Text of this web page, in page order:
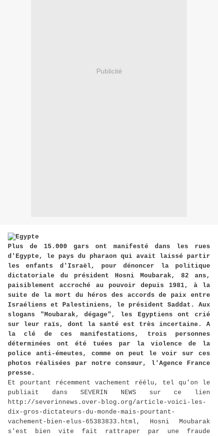
Publicité
Plus de 15.000 gars ont manifesté dans les rues
d'Egypte, le pays du pharaon qui avait laissé partir
les enfants d'Israël, pour dénoncer la politique
dictatoriale du président Hosni Moubarak, 82 ans,
paisiblement accroché au pouvoir depuis 1981, à la
suite de la mort du héros des accords de paix entre
Israéliens et Palestiniens, le président Saddat. Aux
slogans "Moubarak, dégage", les Egyptiens ont crié
sur leur raïs, dont la santé est très incertaine. A
la clé de ces manifestations, trois personnes
déterminées ont été tuées par la violence de la
police anti-émeutes, comme on peut le voir sur ces
photos réalisées par notre consœur, l'Agence France
presse.
Et pourtant récemment vachement réélu, tel qu'on le
publiait dans SEVERIN NEWS sur ce lien
http://severinnews.over-blog.org/article-voici-les-
dix-gros-dictateurs-du-monde-mais-pourtant-
vachement-bien-elus-65383833.html, Hosni Moubarak
s'est bien vite fait rattraper par une fraude